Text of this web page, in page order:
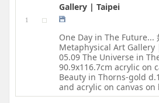
1
Gallery | Taipei
One Day in The Future...
Metaphysical Art Gallery
05.09 The Universe in
90.9x116.7cm acrylic on
Beauty in Thorns-gold
and acrylic on canvas on